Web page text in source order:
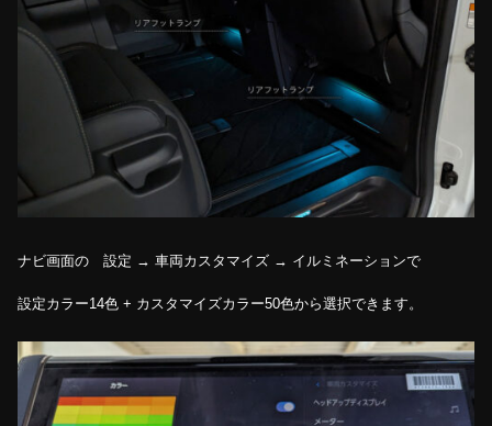
ナビ画面の 設定 → 車両カスタマイズ → イルミネーションで
設定カラー14色 + カスタマイズカラー50色から選択できます。